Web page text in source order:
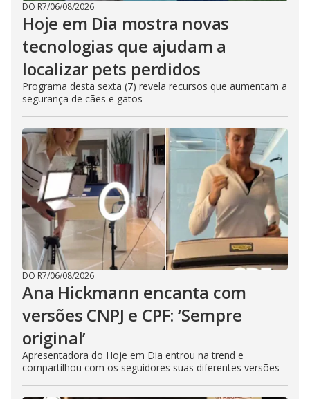
DO R7/06/08/2026
Hoje em Dia mostra novas
tecnologias que ajudam a
localizar pets perdidos
Programa desta sexta (7) revela recursos que aumentam a
segurança de cães e gatos
DO R7/06/08/2026
Ana Hickmann encanta com
versões CNPJ e CPF: ‘Sempre
original’
Apresentadora do Hoje em Dia entrou na trend e
compartilhou com os seguidores suas diferentes versões